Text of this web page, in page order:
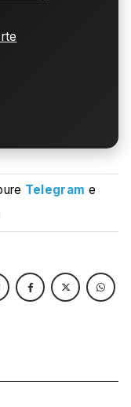
Telegram e